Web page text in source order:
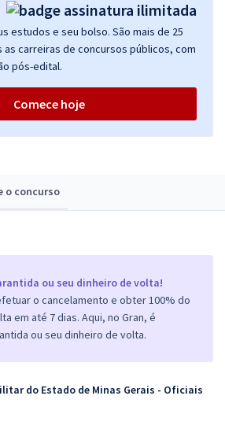
o concurso
ou seu dinheiro de volta!
o cancelamento e obter 100% do
em até 7 dias. Aqui, no Gran, é
ou seu dinheiro de volta.
do Estado de Minas Gerais - Oficiais
estudos e seu bolso. São mais de 25
as carreiras de concursos públicos, com
pós-edital.
Comece hoje